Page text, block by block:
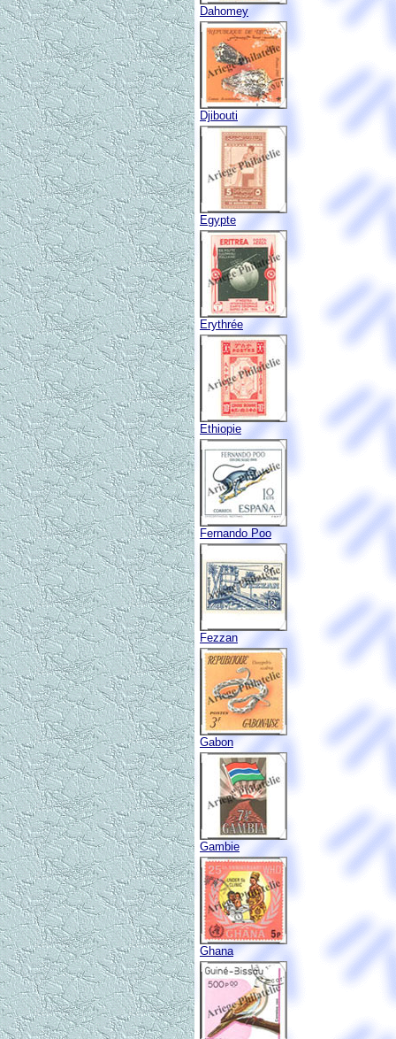
Dahomey
Djibouti
Egypte
Erythrée
Ethiopie
Fernando Poo
Fezzan
Gabon
Gambie
Ghana